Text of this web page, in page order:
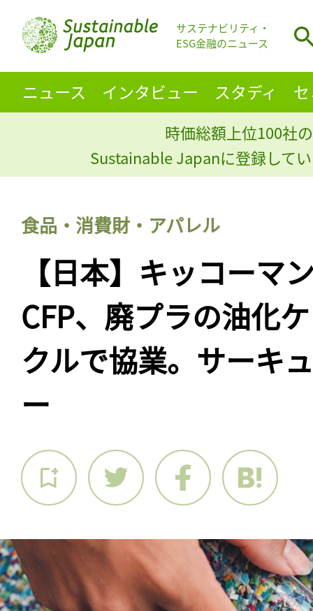
サステナビリティ・
ESG金融のニュース
ニュース インタビュー スタディ
時価総額上位100社
Sustainable Japanに登録して
食品・消費財・アパレル
【日本】キッコーマ
CFP、廃プラの油化
クルで協業。サーキ
ー